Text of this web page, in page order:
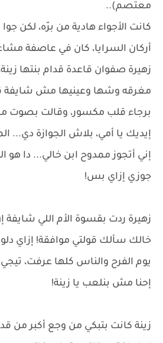
معتصم)..
كانت الأجواء هادية من برّه، لكن
أركان السرايا، كان في عاصفة
زهيرة صفوان قاعدة قدام بنتها
مغرقه وشها وعينيها مش شايفة
برجاء قلب مكسور، وقالت بصوت
إيديك يا أمي، بلاش الجوازة دي...
إني أتجوز ممدوح ابن خالي... دا هو
جوزي إزاي بس!
زهيرة ردت بقسوة الأم اللي شايفة
خالك سألك قولتي موافقة! إزاي
يوم الفرح والناس كلها عرفت،
إحنا مش بنلعب يا زينة!
زينة كانت بتبكي من وجع أكبر من